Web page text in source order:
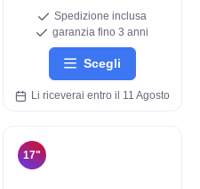
Spedizione inclusa
garanzia fino 3 anni
Scegli
Li riceverai entro il 11 Agosto
17"